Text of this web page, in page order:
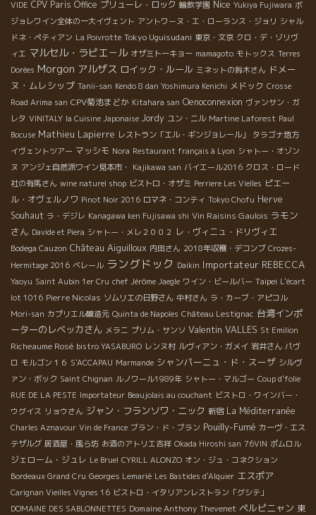
VIDE CPV Paris Office プリューレ・ロック 輪飲学園 Nice Yukiya Fujiwara ボ
ジョレワイン全体の一大イヴェント アントワーヌ・エ・ローランス・ジョリ シャル
ドネ・ペティアン La Poivrotte Tokyo Uguisudani 東京・文京 クロ・デ・ゾリヴ
ィエ マルセル・ラピエ－ル オザミトーキョー mamagoto モトックス Terres
Dorées Morgon アルザス ロイック・ルール ミネットの鈴木さん ドメー
ヌ・ムレシップ Tanii-san Kendo 8 dan Yoshimura Kenichi メドック Crosse
Road Arima san CPV菊池まどか Kitahara san Oenoconnexion ヴァンサン・ガ
レタ VINITALY la Cuisine Japonaise Jordy ユン・ニル Martine Laforest Paul
Bocuse Mathieu Lapierre レストラン「エル・ギンジョレール」
タラゴナ地方
イヴェントツアー マッシモ Nora Restaurant français à Lyon シャトー・オゾン
ヌ アンジェ自然派ワイン見本市・ Kajikawa san バイエール2016 クロス・ロード
社の有馬さん wine naturel shop ビストロ・オザミ Perriere Les Vielles ピエー
ル・オヴェルノワ Pinot Noir 2016 ロマネ・コンティ Tokyo Chofu Herve
Souhaut ラ・デジレ Kanagawa ken Fujisawa shi Vin Raisins Gaulois ラモン
さん Davide et Piera シャトー・メレ２００２ レ・ヴィニュ・ドリヴィエ
Bodega Cauzon Château Aiguilloux 内田さん 2018年収穫・デコンブ Crozes-
Hermitage 2016 ベレール ラングドック Daikin Importateur REBECCA
Yaoyu Saint Aubin 1er Cru chef Jérôme Jaegle ワイン・ビールバー Taipei L'écart
lot 1016 Pierre Nicolas ソムリエの日野さん 中村さん ラ・カーブ・アピコル
Mori-san カプリエル醸造元 Quinta de Napoles Château Lestignac 台湾インポ
ーターのレベッカさん メラニ プリム・サンソ Valentin VALLES St Emilion
Richeaume Rosé bistro YASABURO レンヌ村 ルヴィアン・ガメイ 岩井さん パヴ
ロ モルゴン１６ S'ACCAPAU Marmande シャンパーニュ・ド・スーザ シルヴ
ァン・ボック Saint Chignan ルノワール1989年 シャトー・マルゴー Coup d'folie
RUE DE LA PESTE Importateur Beaujolais au couchant ビストロ・ワインバー・
ウグイス リョウさん ジャン・フランソワ・ニック 新宿 La Méditerranée
Charles Aznavour Vin de France ブラン・ド・ブラン Pouilly-Fumé カーヴ・エス
テザルグ 居酒屋・風ら坊 お酒のアトリエ吉祥 Okada Hiroshi san 76VIN ポムロル
ジェローム・ジュレ Le Bruel CYRILL ALONZO オン・ジュ・コネクション
Bordeaux Grand Cru Georges Lemarié Les Bastides d'Alquier エスポア
Carignan Vieilles Vignes 16 ビストロ・イタリアンレストラン「グシテ」
DOMAINE DES SABLONNETTES Domaine Anthony Thevenet ペルピニャン 東